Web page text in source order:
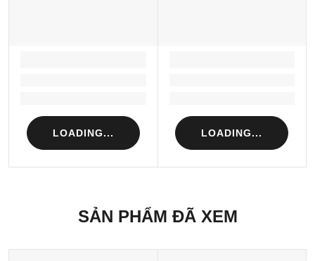
LOADING... LOADING...
SẢN PHẨM ĐÃ XEM